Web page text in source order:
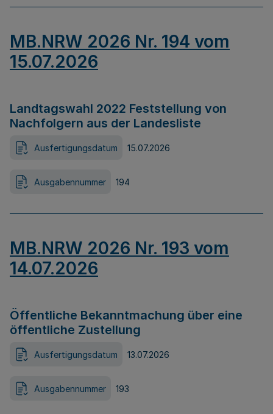
MB.NRW 2026 Nr. 194 vom
15.07.2026
Landtagswahl 2022 Feststellung von
Nachfolgern aus der Landesliste
Ausfertigungsdatum 15.07.2026
Ausgabennummer 194
MB.NRW 2026 Nr. 193 vom
14.07.2026
Öffentliche Bekanntmachung über eine
öffentliche Zustellung
Ausfertigungsdatum 13.07.2026
Ausgabennummer 193